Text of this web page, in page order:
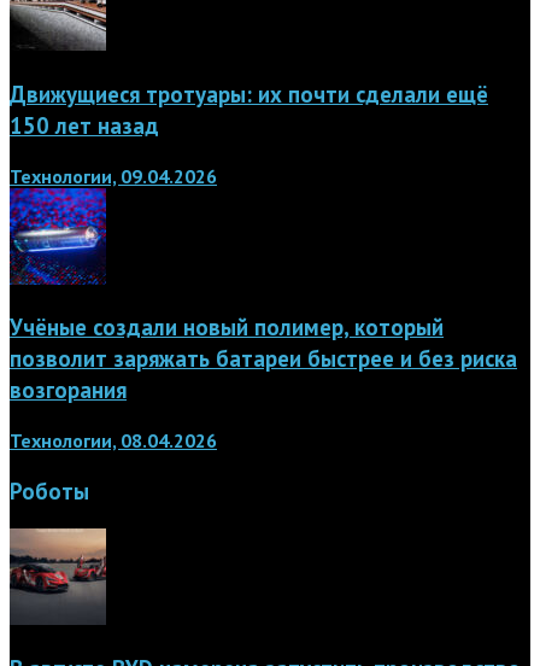
Движущиеся тротуары: их почти сделали ещё
150 лет назад
Технологии, 09.04.2026
Учёные создали новый полимер, который
позволит заряжать батареи быстрее и без риска
возгорания
Технологии, 08.04.2026
Роботы